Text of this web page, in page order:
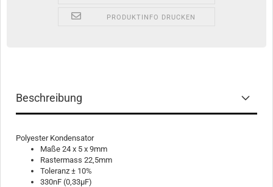
PRODUKTINFO DRUCKEN
Beschreibung
Polyester Kondensator
Maße 24 x 5 x 9mm
Rastermass 22,5mm
Toleranz ± 10%
330nF (0,33µF)